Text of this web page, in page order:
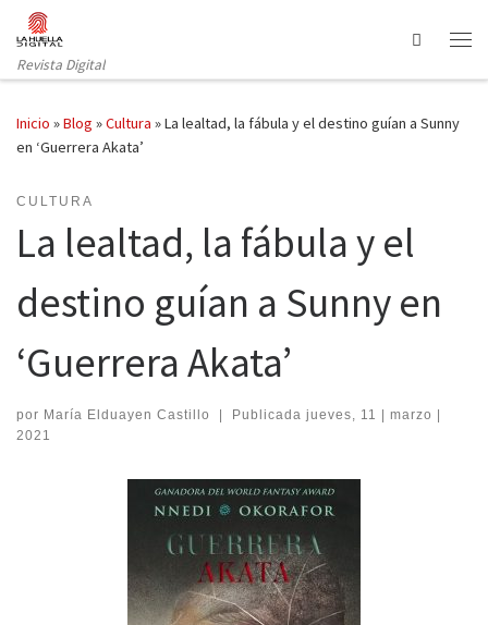
Saltar al contenido
Revista Digital
Search
Inicio »Blog »Cultura »La lealtad, la fábula y el destino guían a Sunny
en ‘Guerrera Akata’
CULTURA
La lealtad, la fábula y el
destino guían a Sunny en
‘Guerrera Akata’
por María Elduayen Castillo | Publicada jueves, 11 | marzo |
2021